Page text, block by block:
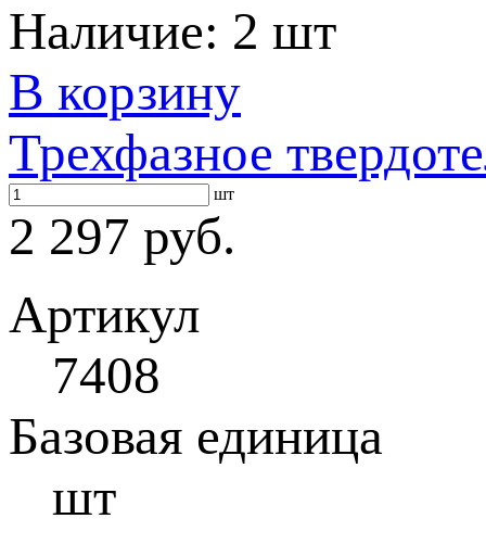
Наличие: 2 шт
В корзину
Трехфазное
шт
2 297 руб.
Артикул
7408
Базовая единица
шт